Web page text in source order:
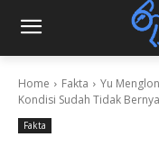
Home Fakta
Yu
Kondisi Sudah Tidak
Fakta